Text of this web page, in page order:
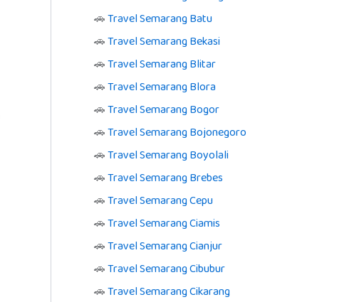
🚗Travel Semarang Batu
🚗Travel Semarang Bekasi
🚗Travel Semarang Blitar
🚗Travel Semarang Blora
🚗Travel Semarang Bogor
🚗Travel Semarang Bojonegoro
🚗Travel Semarang Boyolali
🚗Travel Semarang Brebes
🚗Travel Semarang Cepu
🚗Travel Semarang Ciamis
🚗Travel Semarang Cianjur
🚗Travel Semarang Cibubur
🚗Travel Semarang Cikarang